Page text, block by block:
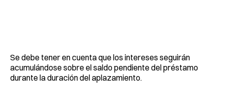
Se debe tener en cuenta que los intereses seguirán
acumulándose sobre el saldo pendiente del préstamo
durante la duración del aplazamiento.